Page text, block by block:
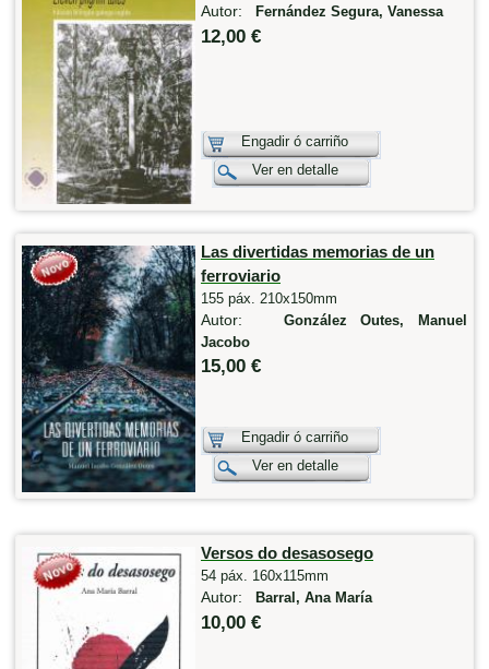
Autor: Fernández Segura, Vanessa
12,00 €
Engadir ó carriño
Ver en detalle
Las divertidas memorias de un
ferroviario
155 páx. 210x150mm
Autor: González Outes, Manuel
Jacobo
15,00 €
Engadir ó carriño
Ver en detalle
Versos do desasosego
54 páx. 160x115mm
Autor: Barral, Ana María
10,00 €